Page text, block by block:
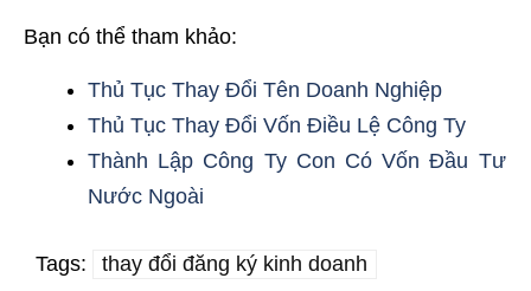
Bạn có thể tham khảo:
Thủ Tục Thay Đổi Tên Doanh Nghiệp
Thủ Tục Thay Đổi Vốn Điều Lệ Công Ty
Thành Lập Công Ty Con Có Vốn Đầu Tư
Nước Ngoài
Tags:
thay đổi đăng ký kinh doanh